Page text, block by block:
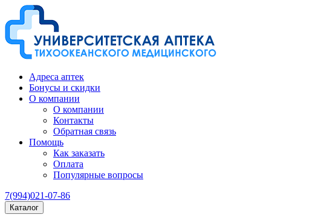
Адреса аптек
Бонусы и скидки
О компании
О компании
Контакты
Обратная связь
Помощь
Как заказать
Оплата
Популярные вопросы
7(994)021-07-86
Каталог